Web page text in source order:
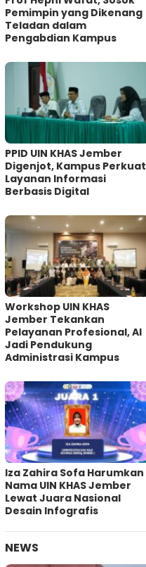
Pemimpin yang Dikenang
Teladan dalam
Pengabdian Kampus
PPID UIN KHAS Jember
Digenjot, Kampus Perkuat
Layanan Informasi
Berbasis Digital
Workshop UIN KHAS
Jember Tekankan
Pelayanan Profesional, AI
Jadi Pendukung
Administrasi Kampus
Iza Zahira Sofa Harumkan
Nama UIN KHAS Jember
Lewat Juara Nasional
Desain Infografis
NEWS